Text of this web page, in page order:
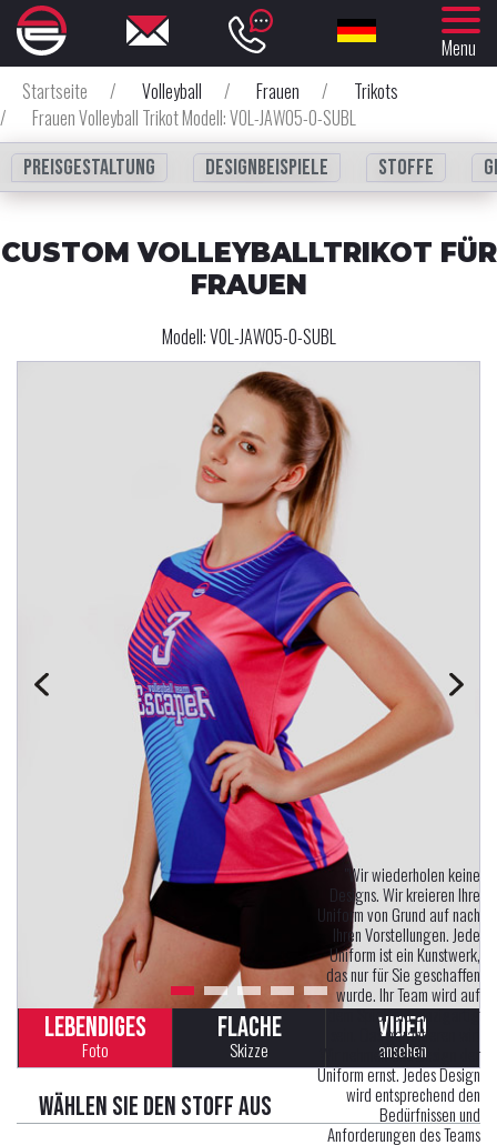
Menu
Startseite
/ Volleyball / Frauen /
Trikots
/
Frauen Volleyball Trikot Modell: VOL-JAW05-0-SUBL
Preisgestaltung
Designbeispiele Stoffe
CUSTOM VOLLEYBALLTRIKOT FÜR
FRAUEN
Modell:VOL-JAW05-0-SUBL
LEBENDIGES
Foto
FLACHE
Skizze
VIDEO
ansehen
Wählen Sie den Stoff aus
"Wir wiederholen keine
Designs. Wir kreieren Ihre
Uniform von Grund auf nach
Ihren Vorstellungen. Jede
Uniform ist ein Kunstwerk,
das nur für Sie geschaffen
wurde. Ihr Team wird auf
dem Spielfeld einzigartig
sein. Das garantieren wir!
Wir nehmen das Design der
Uniform ernst. Jedes Design
wird entsprechend den
Bedürfnissen und
Anforderungen des Teams